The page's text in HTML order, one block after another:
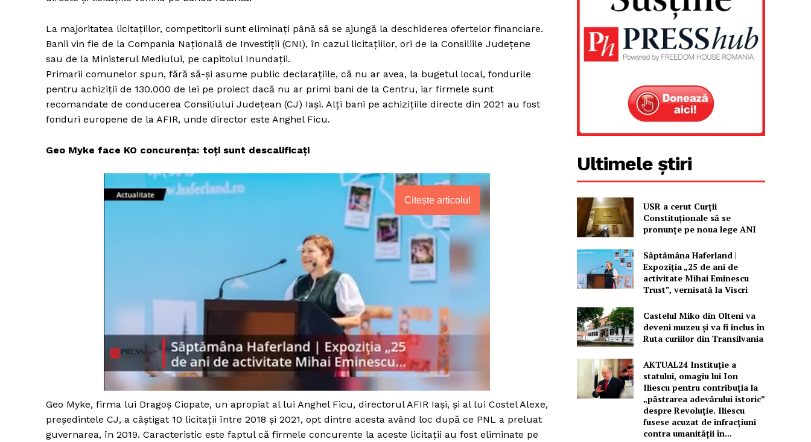
Un proiect
FREEDOM HOUSE
ROMÂNIA
PRESShub
Despre noi / Echipa
Proiecte editoriale
Rețea
Contact
La majoritatea licitațiilor, competitorii sunt eliminați până să se ajungă la deschiderea ofertelor financiare.
Banii vin fie de la Compania Națională de Investiții (CNI), în cazul licitațiilor, ori de la Consiliile Județene
sau de la Ministerul Mediului, pe capitolul Inundații.
Primarii comunelor spun, fără să-și asume public declarațiile, că nu ar avea, la bugetul local, fondurile
pentru achiziții de 130.000 de lei pe proiect dacă nu ar primi bani de la Centru, iar firmele sunt
recomandate de conducerea Consiliului Județean (CJ) Iași. Alți bani pe achizițiile directe din 2021 au fost
fonduri europene de la AFIR, unde director este Anghel Ficu.
Geo Myke face KO concurența: toți sunt descalificați
Citește articolul
Geo Myke, firma lui Dragoș Ciopate, un apropiat al lui Anghel Ficu, directorul AFIR Iași, și al lui Costel Alexe,
președintele CJ, a câștigat 10 licitații între 2018 și 2021, opt dintre acesta având loc după ce PNL a preluat
guvernarea, în 2019. Caracteristic este faptul că firmele concurente la aceste licitații au fost eliminate pe
Ultimele știri
USR a cerut Curții
Constituționale să se
pronunțe pe noua lege ANI
Săptămâna Haferland |
Expoziţia „25 de ani de
activitate Mihai Eminescu
Trust”, vernisată la Viscri
Castelul Miko din Olteni va
deveni muzeu şi va fi inclus în
Ruta curiilor din Transilvania
AKTUAL24 Instituție a
statului, omagiu lui Ion
Iliescu pentru contribuția la
„păstrarea adevărului istoric”
despre Revoluție. Iliescu
fusese acuzat de infracțiuni
contra umanității în...